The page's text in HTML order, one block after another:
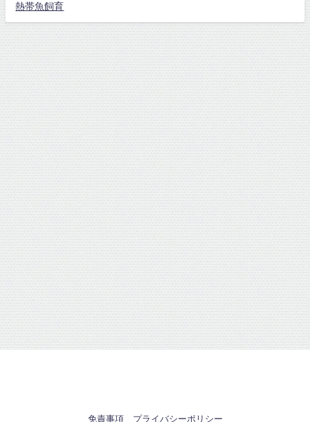
熱帯魚飼育
免責事項 プライバシーポリシー